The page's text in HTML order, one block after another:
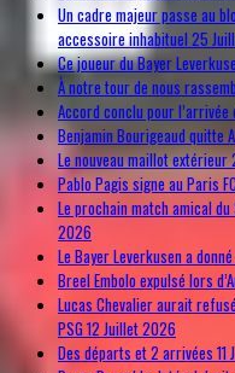
Un cadre majeur passe au
accessoire inhabituel 25
Ce joueur du Bayer
À notre tour de nous
Accord conclu pour l’arrivée
Benjamin Bourigeaud quitte
Le nouveau maillot
Pablo Pagis signe au Paris
Le prochain match amical
2026
Le Bayer Leverkusen a
Breel Embolo expulsé lors
Lucas Chevalier aurait
PSG12 Juillet 2026
Des départs et 2 arrivées